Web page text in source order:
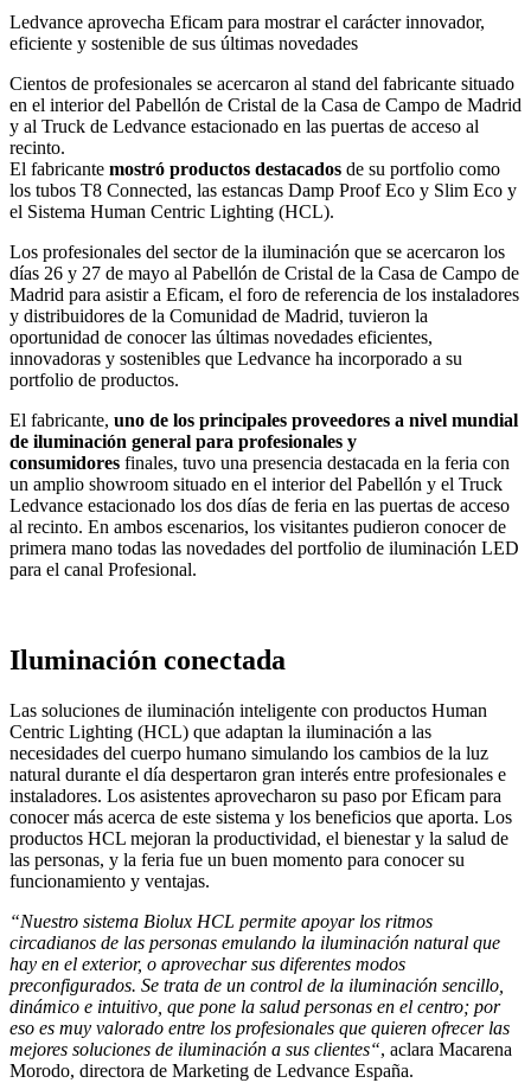
WhatsApp
Ledvance aprovecha Eficam para mostrar el carácter innovador,
eficiente y sostenible de sus últimas novedades
Cientos de profesionales se acercaron al stand del fabricante situado
en el interior del Pabellón de Cristal de la Casa de Campo de Madrid
y al Truck de Ledvance estacionado en las puertas de acceso al
recinto.
El fabricante mostró productos destacados de su portfolio como
los tubos T8 Connected, las estancas Damp Proof Eco y Slim Eco y
el Sistema Human Centric Lighting (HCL).
Los profesionales del sector de la iluminación que se acercaron los
días 26 y 27 de mayo al Pabellón de Cristal de la Casa de Campo de
Madrid para asistir a Eficam, el foro de referencia de los instaladores
y distribuidores de la Comunidad de Madrid, tuvieron la
oportunidad de conocer las últimas novedades eficientes,
innovadoras y sostenibles que Ledvance ha incorporado a su
portfolio de productos.
El fabricante, uno de los principales proveedores a nivel mundial
de iluminación general para profesionales y
consumidores finales, tuvo una presencia destacada en la feria con
un amplio showroom situado en el interior del Pabellón y el Truck
Ledvance estacionado los dos días de feria en las puertas de acceso
al recinto. En ambos escenarios, los visitantes pudieron conocer de
primera mano todas las novedades del portfolio de iluminación LED
para el canal Profesional.
Iluminación conectada
Las soluciones de iluminación inteligente con productos Human
Centric Lighting (HCL) que adaptan la iluminación a las
necesidades del cuerpo humano simulando los cambios de la luz
natural durante el día despertaron gran interés entre profesionales e
instaladores. Los asistentes aprovecharon su paso por Eficam para
conocer más acerca de este sistema y los beneficios que aporta. Los
productos HCL mejoran la productividad, el bienestar y la salud de
las personas, y la feria fue un buen momento para conocer su
funcionamiento y ventajas.
“Nuestro sistema Biolux HCL permite apoyar los ritmos
circadianos de las personas emulando la iluminación natural que
hay en el exterior, o aprovechar sus diferentes modos
preconfigurados. Se trata de un control de la iluminación sencillo,
dinámico e intuitivo, que pone la salud personas en el centro; por
eso es muy valorado entre los profesionales que quieren ofrecer las
mejores soluciones de iluminación a sus clientes“, aclara Macarena
Morodo, directora de Marketing de Ledvance España.